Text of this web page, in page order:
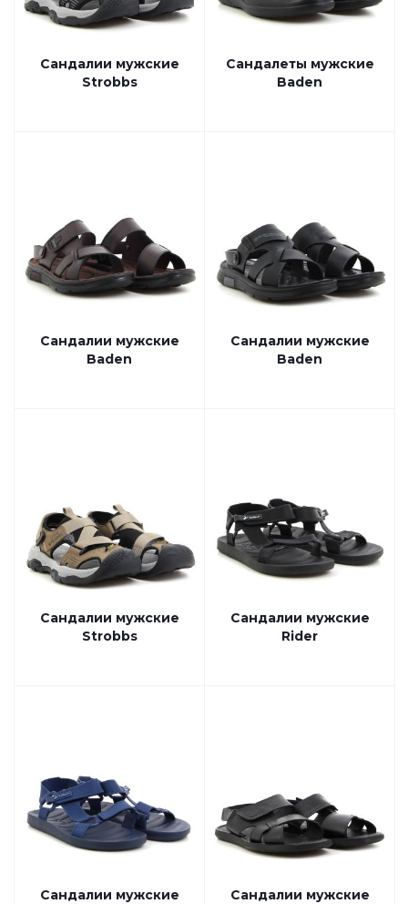
Сандалии мужские
Strobbs
Сандалеты мужские
Baden
Сандалии мужские
Baden
Сандалии мужские
Baden
Сандалии мужские
Strobbs
Сандалии мужские
Rider
Сандалии мужские
Сандалии мужские